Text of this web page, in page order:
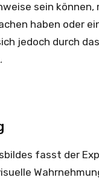
sein können,
haben oder
jedoch durch
fasst der